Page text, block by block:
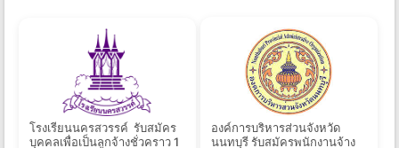
โรงเรียนนครสวรรค์ รับสมัคร
บุคคลเพื่อเป็นลูกจ้างชั่วคราว 1
องค์การบริหารส่วนจังหวัด
นนทบุรี รับสมัครพนักงานจ้าง